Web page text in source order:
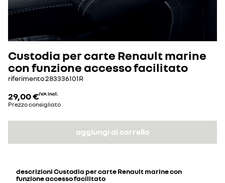
Custodia per carte Renault marine
con funzione accesso facilitato
riferimento283336101R
29,00 €IVA incl.
Prezzo consigliato
aggiungi al carrello
descrizioniCustodia per carte Renault marine con
funzione accesso facilitato